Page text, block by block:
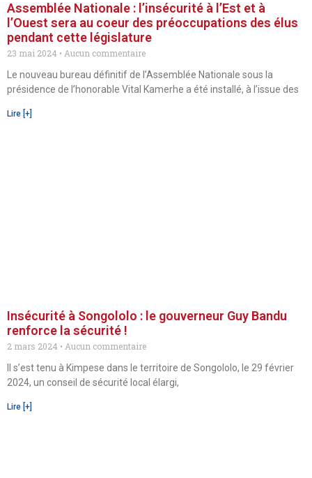
Assemblée Nationale : l’insécurité à l’Est et à
l’Ouest sera au coeur des préoccupations des élus
pendant cette législature
23 mai 2024
Aucun commentaire
Le nouveau bureau définitif de l’Assemblée Nationale sous la
présidence de l’honorable Vital Kamerhe a été installé, à l’issue des
Lire [+]
Insécurité à Songololo : le gouverneur Guy Bandu
renforce la sécurité !
2 mars 2024
Aucun commentaire
Il s’est tenu à Kimpese dans le territoire de Songololo, le 29 février
2024, un conseil de sécurité local élargi,
Lire [+]